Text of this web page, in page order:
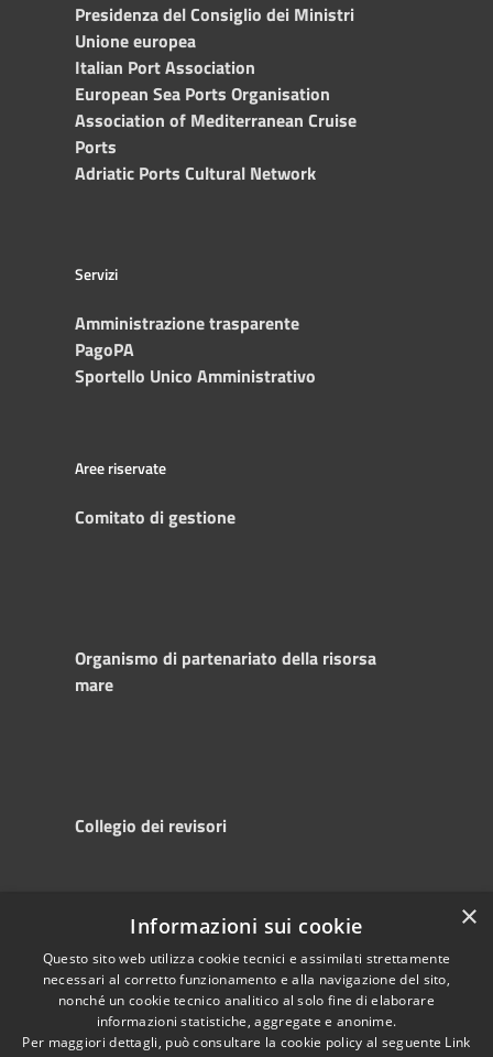
Presidenza del Consiglio dei Ministri
Unione europea
Italian Port Association
European Sea Ports Organisation
Association of Mediterranean Cruise
Ports
Adriatic Ports Cultural Network
Servizi
Amministrazione trasparente
PagoPA
Sportello Unico Amministrativo
Aree riservate
Comitato di gestione
Organismo di partenariato della risorsa
mare
Collegio dei revisori
Accessibility
Privacy
Cookie
Sitemap
Copyright © 2025
Autorità di
Sistema Portuale
del Mare Adriatico
Centrale
×
Informazioni sui cookie
Questo sito web utilizza cookie tecnici e assimilati strettamente
necessari al corretto funzionamento e alla navigazione del sito,
nonché un cookie tecnico analitico al solo fine di elaborare
informazioni statistiche, aggregate e anonime.
Per maggiori dettagli, può consultare la cookie policy al seguente Link